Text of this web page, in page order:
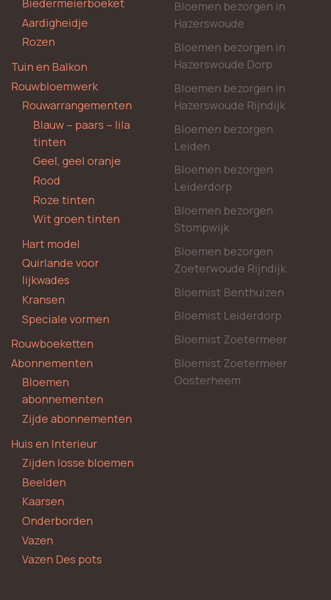
Biedermeierboeket
Aardigheidje
Rozen
Tuin en Balkon
Rouwbloemwerk
Rouwarrangementen
Blauw – paars – lila
tinten
Geel, geel oranje
Rood
Roze tinten
Wit groen tinten
Hart model
Quirlande voor
lijkwades
Kransen
Speciale vormen
Rouwboeketten
Abonnementen
Bloemen
abonnementen
Zijde abonnementen
Huis en Interieur
Zijden losse bloemen
Beelden
Kaarsen
Onderborden
Vazen
Vazen Des pots
Bloemen bezorgen in
Hazerswoude
Bloemen bezorgen in
Hazerswoude Dorp
Bloemen bezorgen in
Hazerswoude Rijndijk
Bloemen bezorgen
Leiden
Bloemen bezorgen
Leiderdorp
Bloemen bezorgen
Stompwijk
Bloemen bezorgen
Zoeterwoude Rijndijk
Bloemist Benthuizen
Bloemist Leiderdorp
Bloemist Zoetermeer
Bloemist Zoetermeer
Oosterheem